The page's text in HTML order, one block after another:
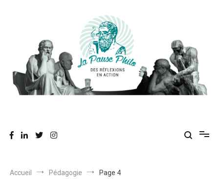
Accueil Pédagogie Page 4